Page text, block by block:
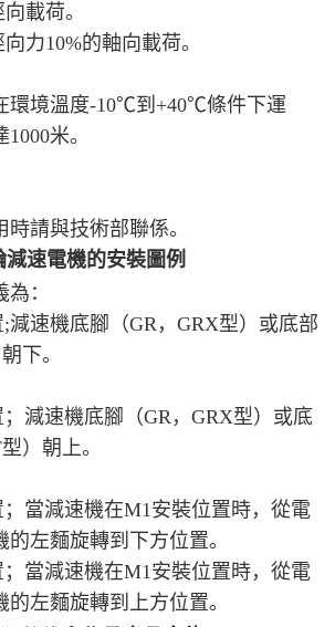
載荷。
力10%的軸向載荷。
環境溫度-10℃到+40℃條件下運
米。
請與技術部聯係。
速電機的安裝圖例
：
減速機底腳（GR，GRX型）或底部
下。
減速機底腳（GR，GRX型）或底
）朝上。
當減速機在M1安裝位置時，從電
左麵旋轉到下方位置。
當減速機在M1安裝位置時，從電
左麵旋轉到上方位置。